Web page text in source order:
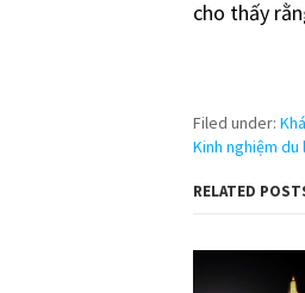
cho thấy
Filed under:
Kinh nghiệm du
RELATED